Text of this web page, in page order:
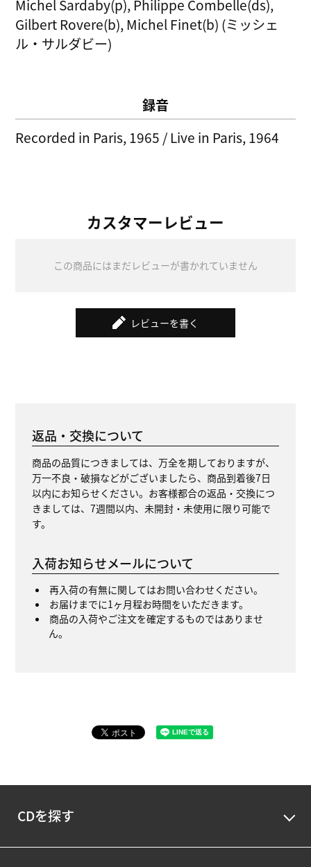
Michel Sardaby(p), Philippe Combelle(ds),
Gilbert Rovere(b), Michel Finet(b) (ミッシェ
ル・サルダビー)
録音
Recorded in Paris, 1965 / Live in Paris, 1964
カスタマーレビュー
この商品にはまだレビューが書かれていません
レビューを書く
返品・交換について
商品の品質につきましては、万全を期しておりますが、
万一不良・破損などがございましたら、商品到着後7日
以内にお知らせください。お客様都合の返品・交換につ
きましては、7週間以内、未開封・未使用に限り可能で
す。
入荷お知らせメールについて
再入荷の有無に関してはお問い合わせください。
お届けまでに1ヶ月程お時間をいただきます。
商品の入荷やご注文を確定するものではありませ
ん。
CDを探す